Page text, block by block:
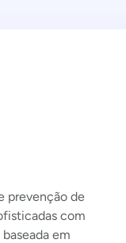
prevenção de
com
em